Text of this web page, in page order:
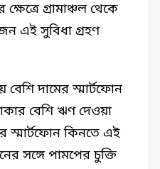
গ্রামাঞ্চল থেকে
এই সুবিধা গ্রহণ
বেশি দামের স্মার্টফোন
বেশি ঋণ দেওয়া
স্মার্টফোন কিনতে এই
সঙ্গে পামপের চুক্তি